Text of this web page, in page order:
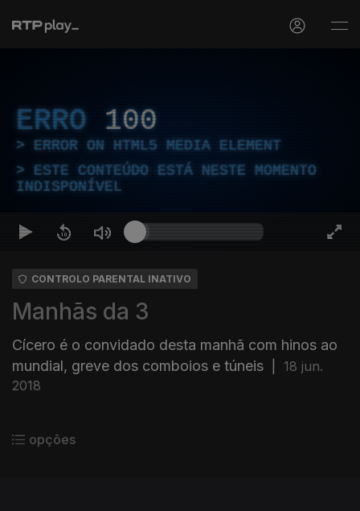
ERRO 100
ERROR ON HTML5 MEDIA ELEMENT
ESTE CONTEÚDO ESTÁ NESTE MOMENTO
INDISPONÍVEL
CONTROLO PARENTAL INATIVO
Manhãs da 3
Cícero é o convidado desta manhã com hinos ao
mundial, greve dos comboios e túneis
18 jun.
2018
opções